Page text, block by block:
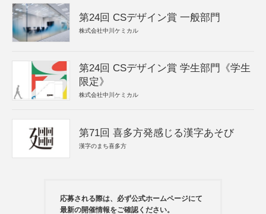
第24回 CSデザイン賞 一般部門
株式会社中川ケミカル
第24回 CSデザイン賞 学生部門《学生
限定》
株式会社中川ケミカル
第71回 喜多方発感じる漢字あそび
漢字のまち喜多方
応募される際は、必ず公式ホームページにて
最新の開催情報をご確認ください。